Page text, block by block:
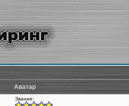
Аватар
Звание: